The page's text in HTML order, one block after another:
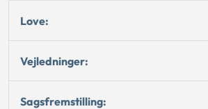
Love:
Vejledninger:
Sagsfremstilling: